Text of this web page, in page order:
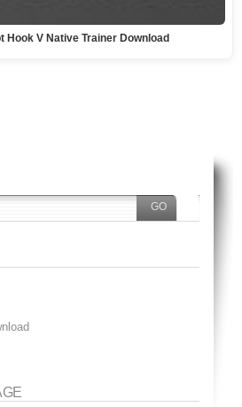
Hook V Native Trainer Download